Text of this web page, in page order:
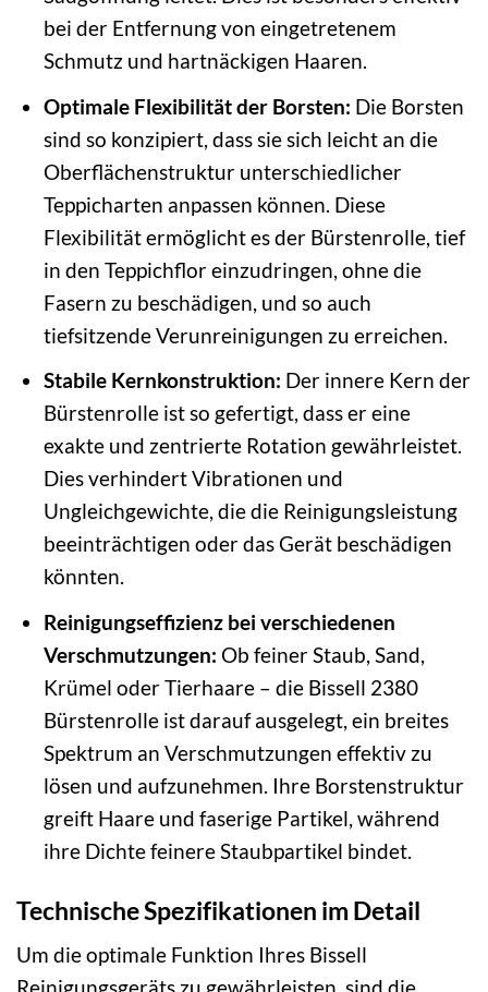
bei der Entfernung von eingetretenem
Schmutz und hartnäckigen Haaren.
Optimale Flexibilität der Borsten: Die Borsten
sind so konzipiert, dass sie sich leicht an die
Oberflächenstruktur unterschiedlicher
Teppicharten anpassen können. Diese
Flexibilität ermöglicht es der Bürstenrolle, tief
in den Teppichflor einzudringen, ohne die
Fasern zu beschädigen, und so auch
tiefsitzende Verunreinigungen zu erreichen.
Stabile Kernkonstruktion: Der innere Kern der
Bürstenrolle ist so gefertigt, dass er eine
exakte und zentrierte Rotation gewährleistet.
Dies verhindert Vibrationen und
Ungleichgewichte, die die Reinigungsleistung
beeinträchtigen oder das Gerät beschädigen
könnten.
Reinigungseffizienz bei verschiedenen
Verschmutzungen: Ob feiner Staub, Sand,
Krümel oder Tierhaare – die Bissell 2380
Bürstenrolle ist darauf ausgelegt, ein breites
Spektrum an Verschmutzungen effektiv zu
lösen und aufzunehmen. Ihre Borstenstruktur
greift Haare und faserige Partikel, während
ihre Dichte feinere Staubpartikel bindet.
Technische Spezifikationen im Detail
Um die optimale Funktion Ihres Bissell